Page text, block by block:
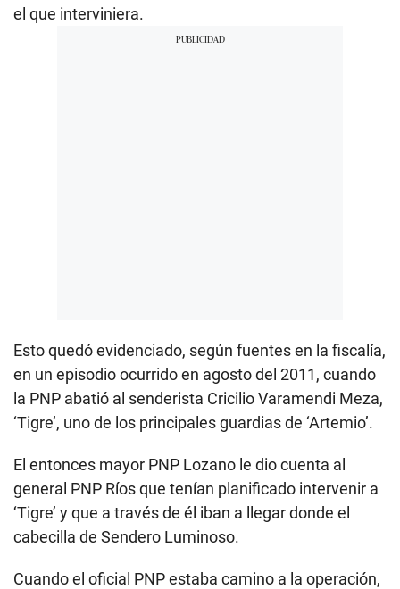
el que interviniera.
Esto quedó evidenciado, según fuentes en la fiscalía,
en un episodio ocurrido en agosto del 2011, cuando
la PNP abatió al senderista Cricilio Varamendi Meza,
‘Tigre’, uno de los principales guardias de ‘Artemio’.
El entonces mayor PNP Lozano le dio cuenta al
general PNP Ríos que tenían planificado intervenir a
‘Tigre’ y que a través de él iban a llegar donde el
cabecilla de Sendero Luminoso.
Cuando el oficial PNP estaba camino a la operación,